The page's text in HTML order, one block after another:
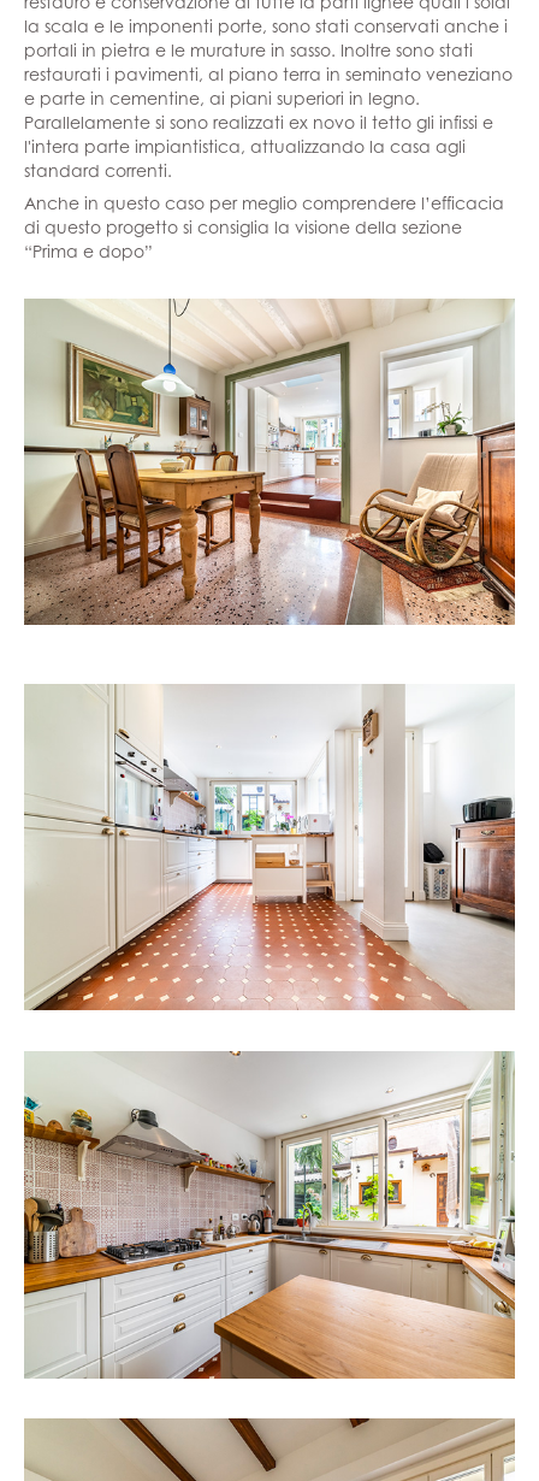
la scala e le imponenti porte, sono stati conservati anche i
portali in pietra e le murature in sasso. Inoltre sono stati
restaurati i pavimenti, al piano terra in seminato veneziano
e parte in cementine, ai piani superiori in legno.
Parallelamente si sono realizzati ex novo il tetto gli infissi e
l'intera parte impiantistica, attualizzando la casa agli
standard correnti.
Anche in questo caso per meglio comprendere l’efficacia
di questo progetto si consiglia la visione della sezione
“Prima e dopo”